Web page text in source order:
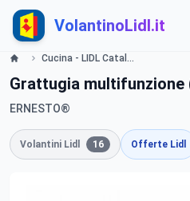
VolantinoLidl.it
Cucina - LIDL Catalogue - Offerte valide dal 7 gennaio 2019 Lidl
Grattugia multifunzione
ERNESTO®
Volantini Lidl 16 Offerte Lidl